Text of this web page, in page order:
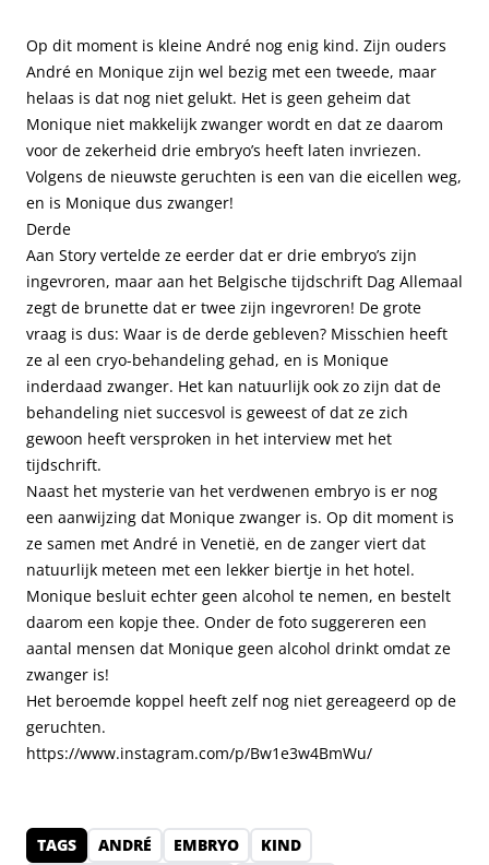
Op dit moment is kleine André nog enig kind. Zijn ouders
André en Monique zijn wel bezig met een tweede, maar
helaas is dat nog niet gelukt. Het is geen geheim dat
Monique niet makkelijk zwanger wordt en dat ze daarom
voor de zekerheid drie embryo’s heeft laten invriezen.
Volgens de nieuwste geruchten is een van die eicellen weg,
en is Monique dus zwanger!
Derde
Aan Story vertelde ze eerder dat er drie embryo’s zijn
ingevroren, maar aan het Belgische tijdschrift Dag Allemaal
zegt de brunette dat er twee zijn ingevroren! De grote
vraag is dus: Waar is de derde gebleven? Misschien heeft
ze al een cryo-behandeling gehad, en is Monique
inderdaad zwanger. Het kan natuurlijk ook zo zijn dat de
behandeling niet succesvol is geweest of dat ze zich
gewoon heeft versproken in het interview met het
tijdschrift.
Naast het mysterie van het verdwenen embryo is er nog
een aanwijzing dat Monique zwanger is. Op dit moment is
ze samen met André in Venetië, en de zanger viert dat
natuurlijk meteen met een lekker biertje in het hotel.
Monique besluit echter geen alcohol te nemen, en bestelt
daarom een kopje thee. Onder de foto suggereren een
aantal mensen dat Monique geen alcohol drinkt omdat ze
zwanger is!
Het beroemde koppel heeft zelf nog niet gereageerd op de
geruchten.
https://www.instagram.com/p/Bw1e3w4BmWu/
TAGS ANDRÉ EMBRYO
KIND